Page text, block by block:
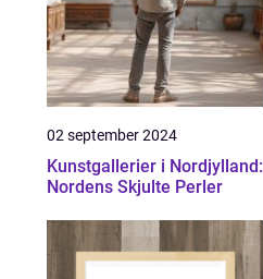
02 september 2024
Kunstgallerier i Nordjylland:
Nordens Skjulte Perler